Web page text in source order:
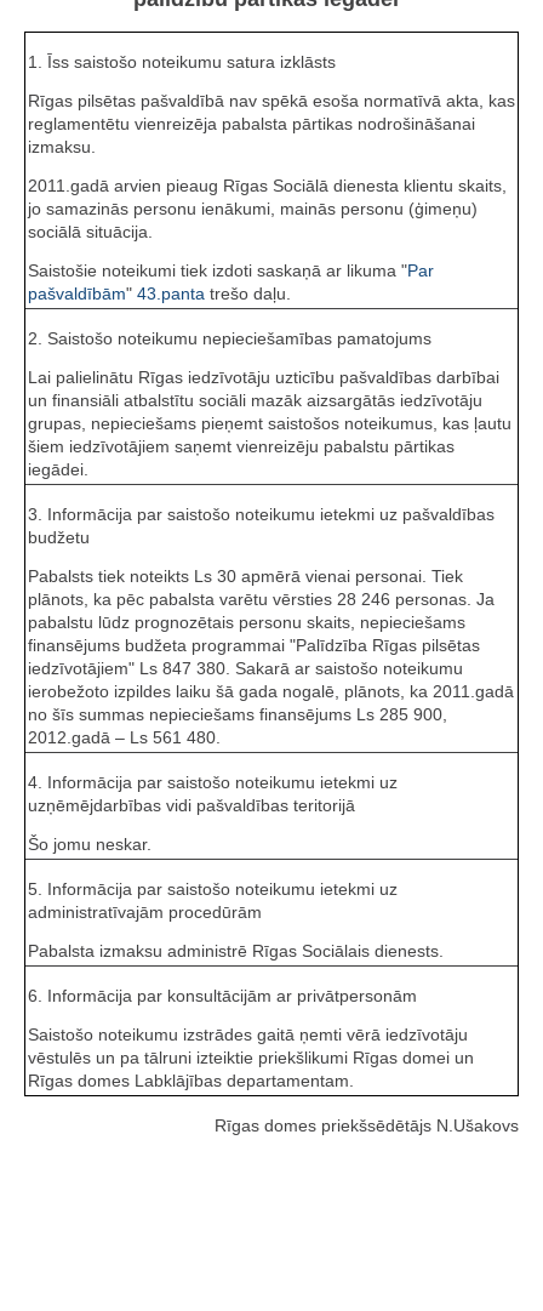
1. Īss saistošo noteikumu satura izklāsts
Rīgas pilsētas pašvaldībā nav spēkā esoša normatīvā akta, kas
reglamentētu vienreizēja pabalsta pārtikas nodrošināšanai
izmaksu.
2011.gadā arvien pieaug Rīgas Sociālā dienesta klientu skaits,
jo samazinās personu ienākumi, mainās personu (ģimeņu)
sociālā situācija.
Saistošie noteikumi tiek izdoti saskaņā ar likuma "Par
pašvaldībām" 43.panta trešo daļu.
2. Saistošo noteikumu nepieciešamības pamatojums
Lai palielinātu Rīgas iedzīvotāju uzticību pašvaldības darbībai
un finansiāli atbalstītu sociāli mazāk aizsargātās iedzīvotāju
grupas, nepieciešams pieņemt saistošos noteikumus, kas ļautu
šiem iedzīvotājiem saņemt vienreizēju pabalstu pārtikas
iegādei.
3. Informācija par saistošo noteikumu ietekmi uz pašvaldības
budžetu
Pabalsts tiek noteikts Ls 30 apmērā vienai personai. Tiek
plānots, ka pēc pabalsta varētu vērsties 28 246 personas. Ja
pabalstu lūdz prognozētais personu skaits, nepieciešams
finansējums budžeta programmai "Palīdzība Rīgas pilsētas
iedzīvotājiem" Ls 847 380. Sakarā ar saistošo noteikumu
ierobežoto izpildes laiku šā gada nogalē, plānots, ka 2011.gadā
no šīs summas nepieciešams finansējums Ls 285 900,
2012.gadā – Ls 561 480.
4. Informācija par saistošo noteikumu ietekmi uz
uzņēmējdarbības vidi pašvaldības teritorijā
Šo jomu neskar.
5. Informācija par saistošo noteikumu ietekmi uz
administratīvajām procedūrām
Pabalsta izmaksu administrē Rīgas Sociālais dienests.
6. Informācija par konsultācijām ar privātpersonām
Saistošo noteikumu izstrādes gaitā ņemti vērā iedzīvotāju
vēstulēs un pa tālruni izteiktie priekšlikumi Rīgas domei un
Rīgas domes Labklājības departamentam.
Rīgas domes priekšsēdētājs N.Ušakovs